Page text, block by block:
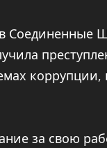
за свою